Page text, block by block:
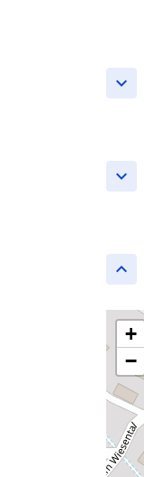
keyboard_arrow_down
keyboard_arrow_down
keyboard_arrow_up
+
−